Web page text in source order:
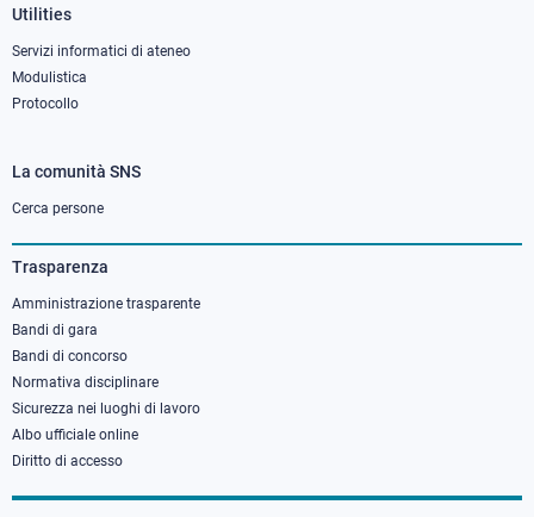
Utilities
Servizi informatici di ateneo
Modulistica
Protocollo
Footer
column
3
La comunità SNS
Cerca persone
Trasparenza
Amministrazione trasparente
Bandi di gara
Bandi di concorso
Normativa disciplinare
Sicurezza nei luoghi di lavoro
Albo ufficiale online
Diritto di accesso